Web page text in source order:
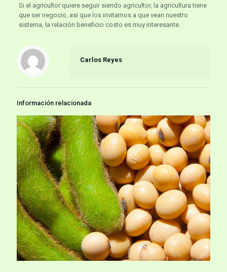
Si el agricultor quiere seguir siendo agricultor, la agricultura tiene
que ser negocio, así que los invitamos a que vean nuestro
sistema, la relación beneficio costo es muy interesante.
Carlos Reyes
Información relacionada